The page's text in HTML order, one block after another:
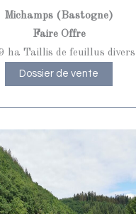
Michamps (Bastogne)
Faire Offre
ha Taillis de feuillus divers
Dossier de vente